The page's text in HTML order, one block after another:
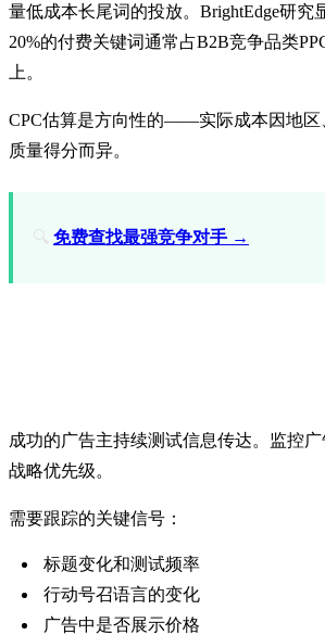
量低成本长尾词的投放。BrightEdge研究
20%的付费关键词通常占B2B竞争品类
上。
CPC估算是方向性的——实际成本因地区
质量得分而异。
🔍 免费查找最强竞争对手 →
成功的广告主持续测试信息传达。监控
战略优先级。
需要跟踪的关键信号：
标题变化和测试频率
行动号召语言的变化
广告中是否展示价格